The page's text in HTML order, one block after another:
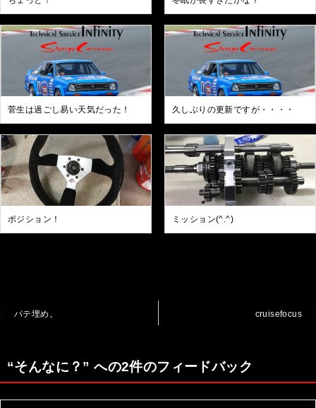
菅生は過ごし易い天気だった！ 久しぶりの更新ですが・・・・
ポジション！ ミッション(^.^)
ビ
ゲ
パテ埋め。 cruisefocus
“そんなに？” への2件のフィードバック